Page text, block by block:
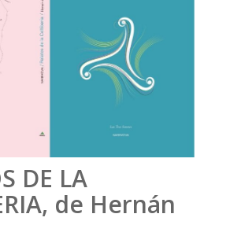
DE LA
de Hernán